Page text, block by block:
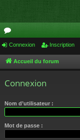
or
u
Connexion Inscription
Accueil du forum
Connexion
Nom d’utilisateur :
Mot de passe :